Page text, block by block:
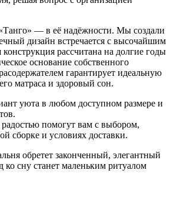
— в её надёжности. Мы создали
дизайн встречается с высочайшим
рассчитана на долгие годы
основание собственного
гарантирует идеальную
матраса и здоровый сон.
уюта в любом доступном размере и
помогут вам с выбором,
сборке и условиях доставки.
обретет законченный, элегантный
ко сну станет маленьким ритуалом